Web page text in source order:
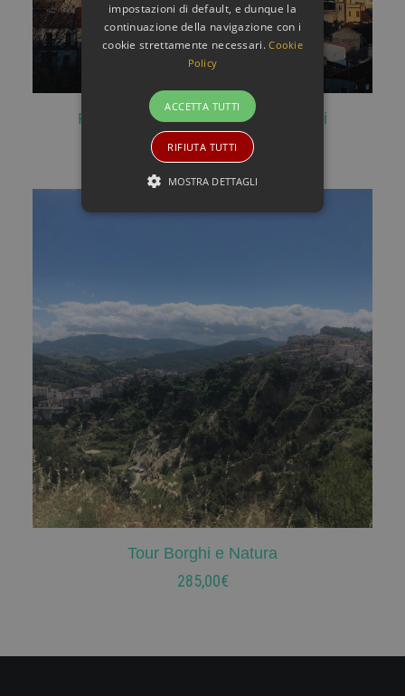
AGGIUNGI AL CARRELLO
Rotonda-Avventure e degustazioni
90,00€
AGGIUNGI AL CARRELLO
Tour Borghi e Natura
285,00€
impostazioni di default, e dunque la
continuazione della navigazione con i
cookie strettamente necessari.Cookie
Policy
ACCETTA TUTTI
RIFIUTA TUTTI
MOSTRA DETTAGLI